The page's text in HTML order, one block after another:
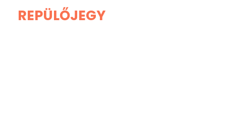
REPÜLŐJEGY